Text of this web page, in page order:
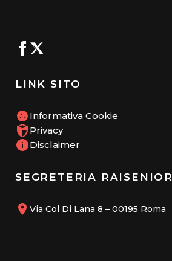
LINK SITO
Informativa Cookie
Privacy
Disclaimer
SEGRETERIA RAISENIOR
Via Col Di Lana 8 – 00195 Roma